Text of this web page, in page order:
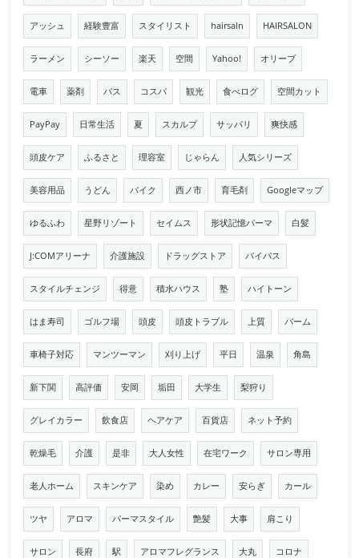
アッシュ 経験豊富 スタイリスト hairsaln HAIRSALON
ラーメン シーソー 楽天 空間 Yahoo! オリーブ
電車 薬剤 バス コスパ 観光 食べログ 空間カット
PayPay 日常生活 夏 スカルプ サッパリ 爽快感
頭皮ケア ふるさと 理容室 じゃらん 人気シリーズ
美容用品 うどん バイク 西ノ市 育毛剤 Googleマップ
ゆるふわ 星野リゾート セイムス 形状記憶パーマ 白髪
J:COMアリーナ 介護施設 ドラッグストア バイパス
スタイルチェンジ 得意 積水ハウス 塾 ハイトーン
はま寿司 ゴルフ場 頭皮 頭皮トラブル 上質 バーム
車椅子対応 マンツーマン 刈り上げ 平日 温泉 角島
新下関 高評価 安岡 垢田 大学生 梨狩り
グレイカラー 飲食店 ヘアケア 百貨店 ネット予約
乾燥毛 介護 是非 大人女性 在宅ワーク サロン専用
老人ホーム スキンケア 染め カレー 安らぎ カール
ツヤ アロマ パーマスタイル 艶髪 大事 肩こり
サロン 長府 駅 アロマフレグランス 大丸 コロナ